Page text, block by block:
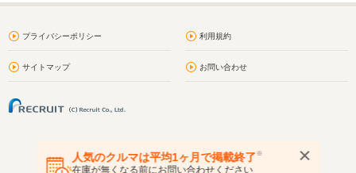
プライバシーポリシー 利用規約
サイトマップ お問い合わせ
人気のクルマは平均1ヶ月で掲載終了※
在庫が無くなる前にお問い合わせください